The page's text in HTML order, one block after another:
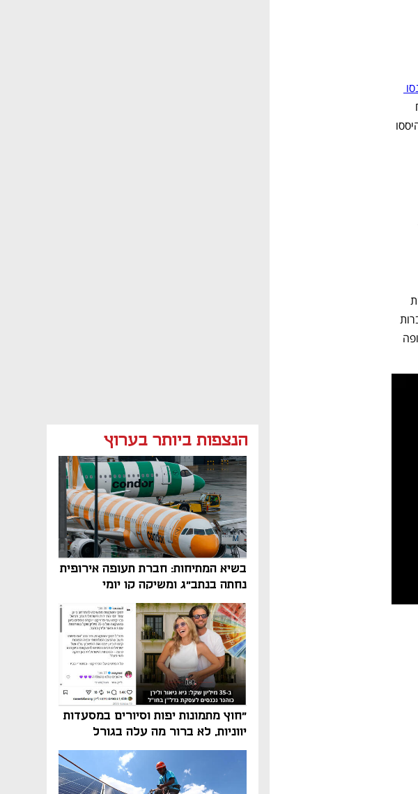
הנצפות ביותר בערוץ
בשיא המתיחות: חברת תעופה אירופית
נחתה בנתב"ג ומשיקה קו יומי
"חוץ מתמונות יפות וסיורים במסעדות
יווניות, לא ברור מה עלה בגורל
פרויקט הנדל"ן"